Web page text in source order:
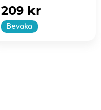
Bevaka
209 kr